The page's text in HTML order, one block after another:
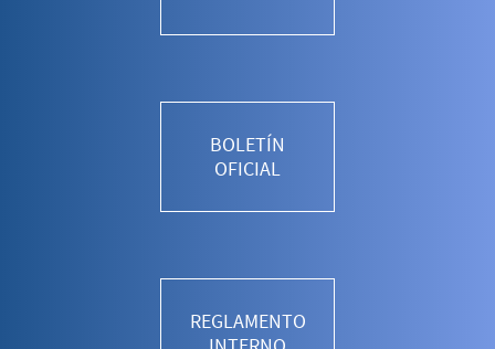
BOLETÍN
OFICIAL
REGLAMENTO